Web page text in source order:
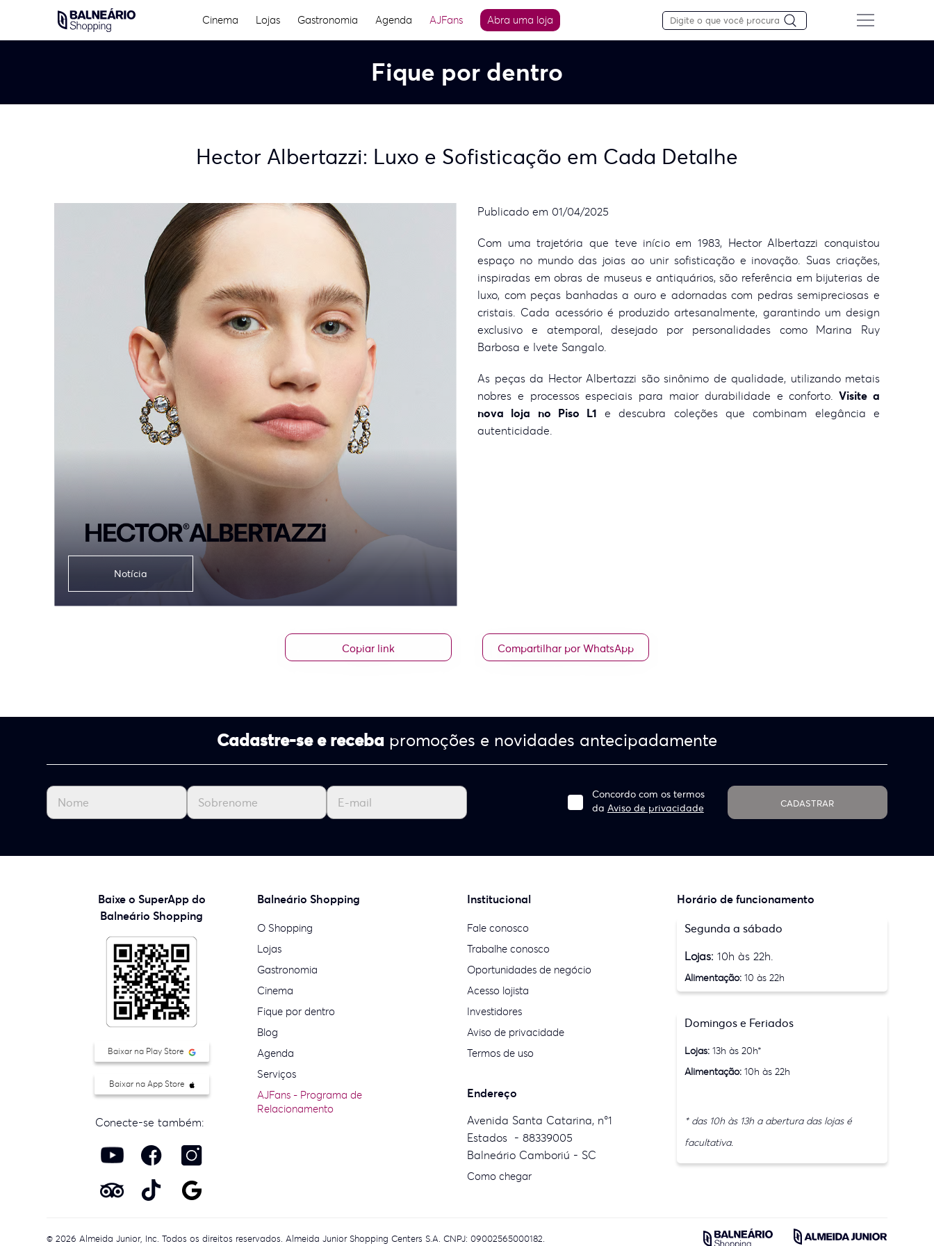
Cinema Lojas Gastronomia Agenda AJFans Abra uma loja
Fique por dentro
Hector Albertazzi: Luxo e Sofisticação em Cada Detalhe
Notícia
Publicado em 01/04/2025
Com uma trajetória que teve início em 1983, Hector Albertazzi conquistou
espaço no mundo das joias ao unir sofisticação e inovação. Suas criações,
inspiradas em obras de museus e antiquários, são referência em bijuterias de
luxo, com peças banhadas a ouro e adornadas com pedras semipreciosas e
cristais. Cada acessório é produzido artesanalmente, garantindo um design
exclusivo e atemporal, desejado por personalidades como Marina Ruy
Barbosa e Ivete Sangalo.
As peças da Hector Albertazzi são sinônimo de qualidade, utilizando metais
nobres e processos especiais para maior durabilidade e conforto. Visite a
nova loja no Piso L1 e descubra coleções que combinam elegância e
autenticidade.
Copiar link Compartilhar por WhatsApp
Cadastre-se e receba promoções e novidades antecipadamente
Concordo com os termos
da Aviso de privacidade CADASTRAR
Baixe o SuperApp do
Balneário Shopping
Baixar na Play Store
Baixar na App Store
Conecte-se também:
Balneário Shopping
O Shopping
Lojas
Gastronomia
Cinema
Fique por dentro
Blog
Agenda
Serviços
AJFans - Programa de
Relacionamento
Institucional
Fale conosco
Trabalhe conosco
Oportunidades de negócio
Acesso lojista
Investidores
Aviso de privacidade
Termos de uso
Endereço
Avenida Santa Catarina, n°1
Estados - 88339005
Balneário Camboriú - SC
Como chegar
Horário de funcionamento
Segunda a sábado
Lojas:10h às 22h.
Alimentação: 10 às 22h
Domingos e Feriados
Lojas:13h às 20h*
Alimentação: 10h às 22h
* das 10h às 13h a abertura das lojas é
facultativa.
© 2026 Almeida Junior, Inc. Todos os direitos reservados. Almeida Junior Shopping Centers S.A. CNPJ: 09002565000182.